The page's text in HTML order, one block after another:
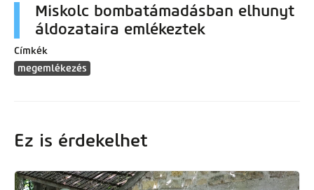
Miskolc bombatámadásban elhunyt
áldozataira emlékeztek
Címkék
megemlékezés
Ez is érdekelhet